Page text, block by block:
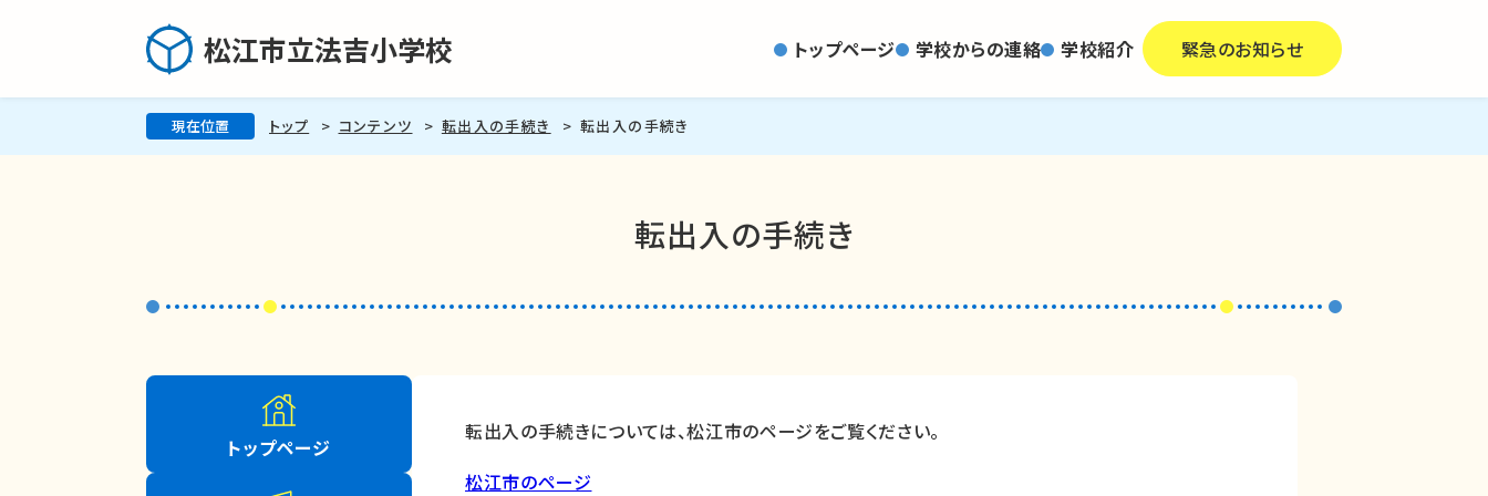
松江市立法吉小学校 トップページ 学校からの連絡 学校紹介 緊急のお知らせ
現在位置 トップ コンテンツ 転出入の手続き 転出入の手続き
転出入の手続き
転出入の手続きについては、松江市のページをご覧ください。
松江市のページ
トップページ